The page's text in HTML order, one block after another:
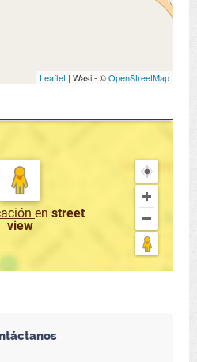
Leaflet | Wasi - ©OpenStreetMap
en street
view